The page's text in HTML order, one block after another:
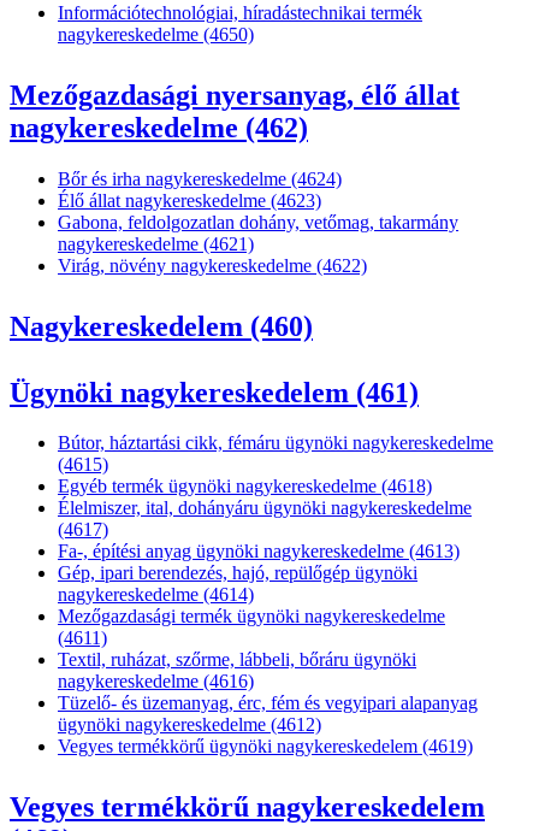
Információtechnológiai, híradástechnikai termék
nagykereskedelme (4650)
Mezőgazdasági nyersanyag, élő állat
nagykereskedelme (462)
Bőr és irha nagykereskedelme (4624)
Élő állat nagykereskedelme (4623)
Gabona, feldolgozatlan dohány, vetőmag, takarmány
nagykereskedelme (4621)
Virág, növény nagykereskedelme (4622)
Nagykereskedelem (460)
Ügynöki nagykereskedelem (461)
Bútor, háztartási cikk, fémáru ügynöki nagykereskedelme
(4615)
Egyéb termék ügynöki nagykereskedelme (4618)
Élelmiszer, ital, dohányáru ügynöki nagykereskedelme
(4617)
Fa-, építési anyag ügynöki nagykereskedelme (4613)
Gép, ipari berendezés, hajó, repülőgép ügynöki
nagykereskedelme (4614)
Mezőgazdasági termék ügynöki nagykereskedelme
(4611)
Textil, ruházat, szőrme, lábbeli, bőráru ügynöki
nagykereskedelme (4616)
Tüzelő- és üzemanyag, érc, fém és vegyipari alapanyag
ügynöki nagykereskedelme (4612)
Vegyes termékkörű ügynöki nagykereskedelem (4619)
Vegyes termékkörű nagykereskedelem